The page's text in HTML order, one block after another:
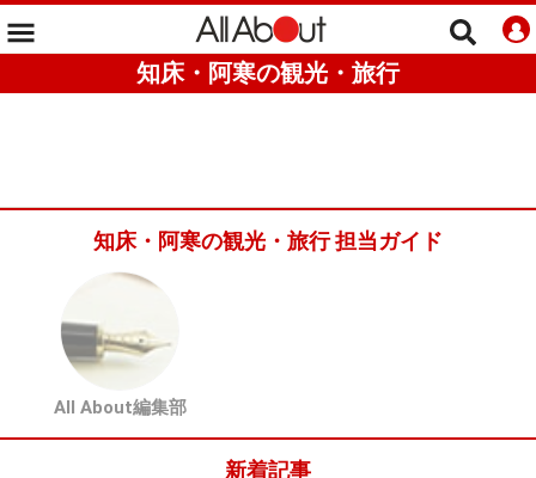
知床・阿寒の観光・旅行
知床・阿寒の観光・旅行 担当ガイド
All About編集部
新着記事